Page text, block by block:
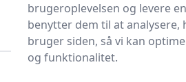
Søg nu
Søg nu
brugeroplevelsen og levere
benytter dem til at analysere,
bruger siden, så vi kan
og funktionalitet.